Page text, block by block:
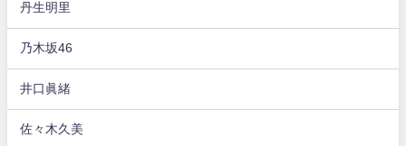
丹生明里
乃木坂46
井口眞緒
佐々木久美